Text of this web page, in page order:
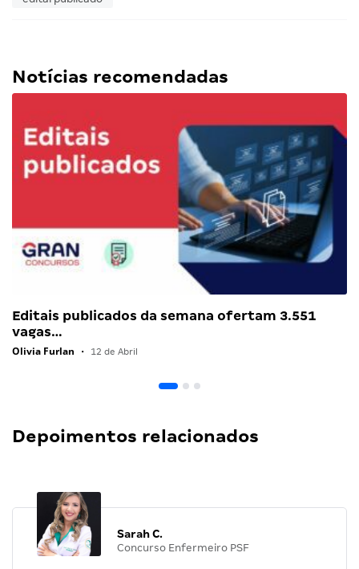
Notícias recomendadas
Editais publicados da semana ofertam 3.551
vagas…
Olivia Furlan • 12 de Abril
Depoimentos relacionados
Sarah C.
Concurso Enfermeiro PSF